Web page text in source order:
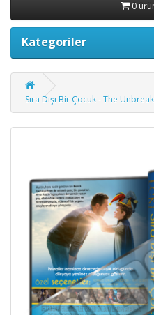
0
Kategoriler
Sıra Dışı Bir Çocuk - The